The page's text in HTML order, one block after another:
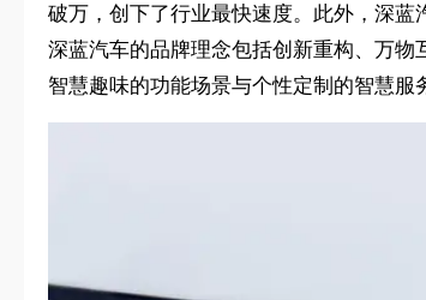
破万，创下了行业最快速度。此外，深蓝
深蓝汽车的品牌理念包括创新重构、万
智慧趣味的功能场景与个性定制的智慧服